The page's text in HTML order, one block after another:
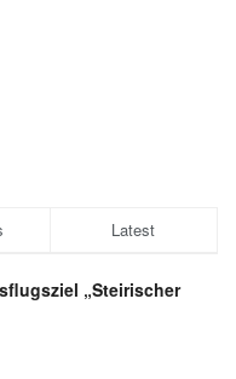
Latest
„Steirischer